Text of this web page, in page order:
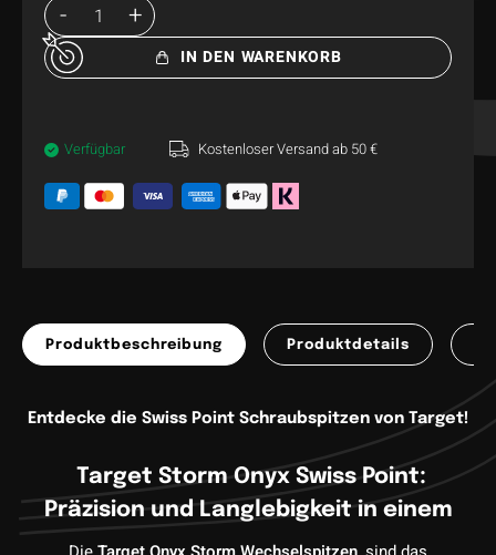
IN DEN WARENKORB
Verfügbar Kostenloser Versand ab 50 €
Produktbeschreibung Produktdetails
Entdecke die Swiss Point Schraubspitzen von Target!
Target Storm Onyx Swiss Point:
Präzision und Langlebigkeit in einem